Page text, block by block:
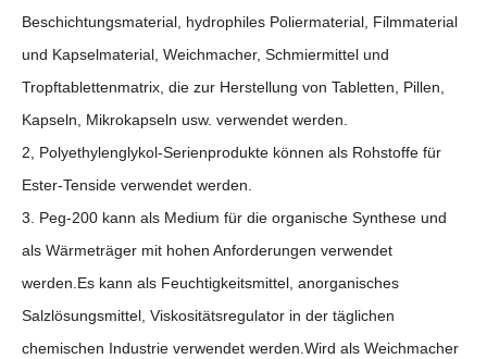
Beschichtungsmaterial, hydrophiles Poliermaterial, Filmmaterial
und Kapselmaterial, Weichmacher, Schmiermittel und
Tropftablettenmatrix, die zur Herstellung von Tabletten, Pillen,
Kapseln, Mikrokapseln usw. verwendet werden.
2, Polyethylenglykol-Serienprodukte können als Rohstoffe für
Ester-Tenside verwendet werden.
3. Peg-200 kann als Medium für die organische Synthese und
als Wärmeträger mit hohen Anforderungen verwendet
werden.Es kann als Feuchtigkeitsmittel, anorganisches
Salzlösungsmittel, Viskositätsregulator in der täglichen
chemischen Industrie verwendet werden.Wird als Weichmacher